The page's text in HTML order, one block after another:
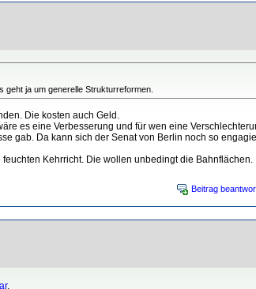
ja um generelle Strukturreformen.
Die kosten auch Geld.
es eine Verbesserung und für wen eine
gab. Da kann sich der Senat von Berlin noch so
Kehrricht. Die wollen unbedingt die Bahnflächen.
Beitrag
.